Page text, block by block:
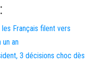
Français filent vers
an
3 décisions choc dès